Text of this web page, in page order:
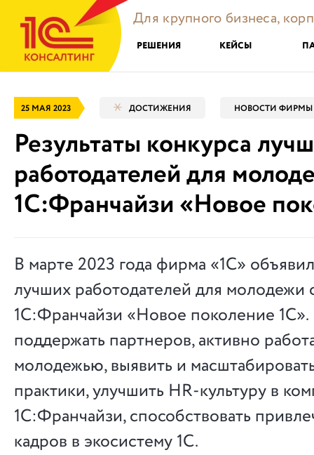
Для крупного бизнеса,
РЕШЕНИЯ КЕЙСЫ
25 МАЯ 2023 ДОСТИЖЕНИЯ НОВОСТИ ФИРМЫ
Результаты конкурса
работодателей для
1С:Франчайзи «Новое
В марте 2023 года фирма «1С»
лучших работодателей для молодежи
1С:Франчайзи «Новое поколение
поддержать партнеров, активно
молодежью, выявить и
практики, улучшить HR-культуру в
1С:Франчайзи, способствовать
кадров в экосистему 1С.